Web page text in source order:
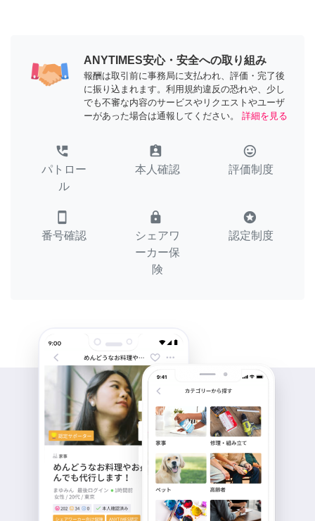
ANYTIMES安心・安全への取り組み
報酬は取引前に事務局に支払われ、評価・完了後
に振り込まれます。利用規約違反の恐れや、少し
でも不審な内容のサービスやリクエストやユーザ
ーがあった場合は通報してください。
詳細を見る
perm_phone_msg
パトロー
ル
assignment_ind
本人確認
tag_faces
評価制度
smartphone
番号確認
lock
シェアワ
ーカー保
険
stars
認定制度